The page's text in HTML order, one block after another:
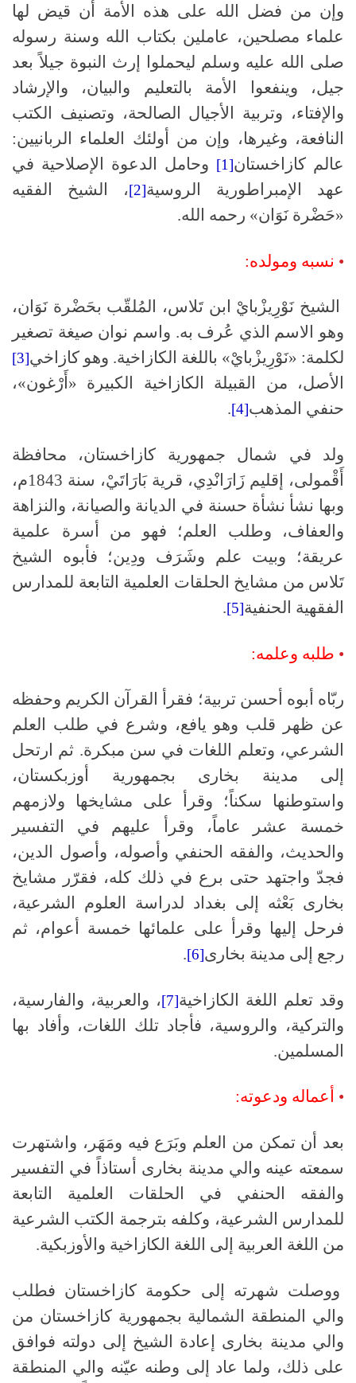
وإن من فضل الله على هذه الأمة أن قيض لها
علماء مصلحين، عاملين بكتاب الله وسنة رسوله
صلى الله عليه وسلم ليحملوا إرث النبوة جيلاً بعد
جيل، وينفعوا الأمة بالتعليم والبيان، والإرشاد
والإفتاء، وتربية الأجيال الصالحة، وتصنيف الكتب
النافعة، وغيرها، وإن من أولئك العلماء الربانيين:
عالم كازاخستان[1]
وحامل الدعوة الإصلاحية في
عهد الإمبراطورية الروسية[2]
، الشيخ الفقيه
«حَضْرة نَوَان» رحمه الله.
• نسبه ومولده:
الشيخ نَوْرِيزْبايْ ابن تَلاس، المُلقّب بحَضْرة نَوَان،
وهو الاسم الذي عُرف به. واسم نوان صيغة تصغير
لكلمة: «نَوْرِيزْبايْ» باللغة الكازاخية. وهو كازاخي[3]
الأصل، من القبيلة الكازاخية الكبيرة «أَرْغون»،
حنفي المذهب[4]
.
ولد في شمال جمهورية كازاخستان، محافظة
أَقْمولى، إقليم زَارَانْدِي، قرية بَارَاتَيْ، سنة 1843م،
وبها نشأ نشأة حسنة في الديانة والصيانة، والنزاهة
والعفاف، وطلب العلم؛ فهو من أسرة علمية
عريقة؛ وبيت علم وشَرَف ودِين؛ فأبوه الشيخ
تَلاس من مشايخ الحلقات العلمية التابعة للمدارس
الفقهية الحنفية[5]
.
• طلبه وعلمه:
ربّاه أبوه أحسن تربية؛ فقرأ القرآن الكريم وحفظه
عن ظهر قلب وهو يافع، وشرع في طلب العلم
الشرعي، وتعلم اللغات في سن مبكرة. ثم ارتحل
إلى مدينة بخارى بجمهورية أوزبكستان،
واستوطنها سكناً؛ وقرأ على مشايخها ولازمهم
خمسة عشر عاماً، وقرأ عليهم في التفسير
والحديث، والفقه الحنفي وأصوله، وأصول الدين،
فجدّ واجتهد حتى برع في ذلك كله، فقرّر مشايخ
بخارى بَعْثه إلى بغداد لدراسة العلوم الشرعية،
فرحل إليها وقرأ على علمائها خمسة أعوام، ثم
رجع إلى مدينة بخارى[6]
.
وقد تعلم اللغة الكازاخية[7]
، والعربية، والفارسية،
والتركية، والروسية، فأجاد تلك اللغات، وأفاد بها
المسلمين.
• أعماله ودعوته:
بعد أن تمكن من العلم وبَرَع فيه ومَهَر، واشتهرت
سمعته عينه والي مدينة بخارى أستاذاً في التفسير
والفقه الحنفي في الحلقات العلمية التابعة
للمدارس الشرعية، وكلفه بترجمة الكتب الشرعية
من اللغة العربية إلى اللغة الكازاخية والأوزبكية.
ووصلت شهرته إلى حكومة كازاخستان فطلب
والي المنطقة الشمالية بجمهورية كازاخستان من
والي مدينة بخارى إعادة الشيخ إلى دولته فوافق
على ذلك، ولما عاد إلى وطنه عيّنه والي المنطقة